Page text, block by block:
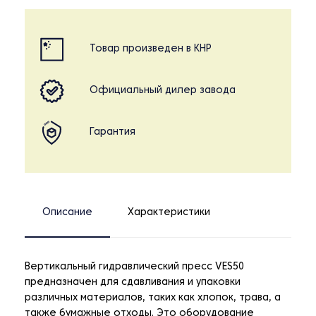
Товар произведен в КНР
Официальный дилер завода
Гарантия
Описание Характеристики
Вертикальный гидравлический пресс VES50
предназначен для сдавливания и упаковки
различных материалов, таких как хлопок, трава, а
также бумажные отходы. Это оборудование